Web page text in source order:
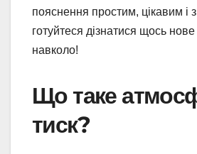
пояснення простим, цікавим і
готуйтеся дізнатися щось нове
навколо!
Що таке
тиск?